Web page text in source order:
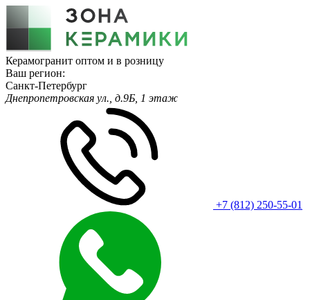
Керамогранит оптом и в розницу
Ваш регион:
Санкт-Петербург
Днепропетровская ул., д.9Б, 1 этаж
+7 (812) 250-55-01